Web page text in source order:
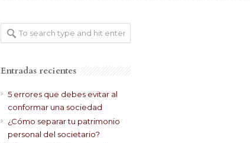
Entradas recientes
5 errores que debes evitar al
conformar una sociedad
¿Cómo separar tu patrimonio
personal del societario?